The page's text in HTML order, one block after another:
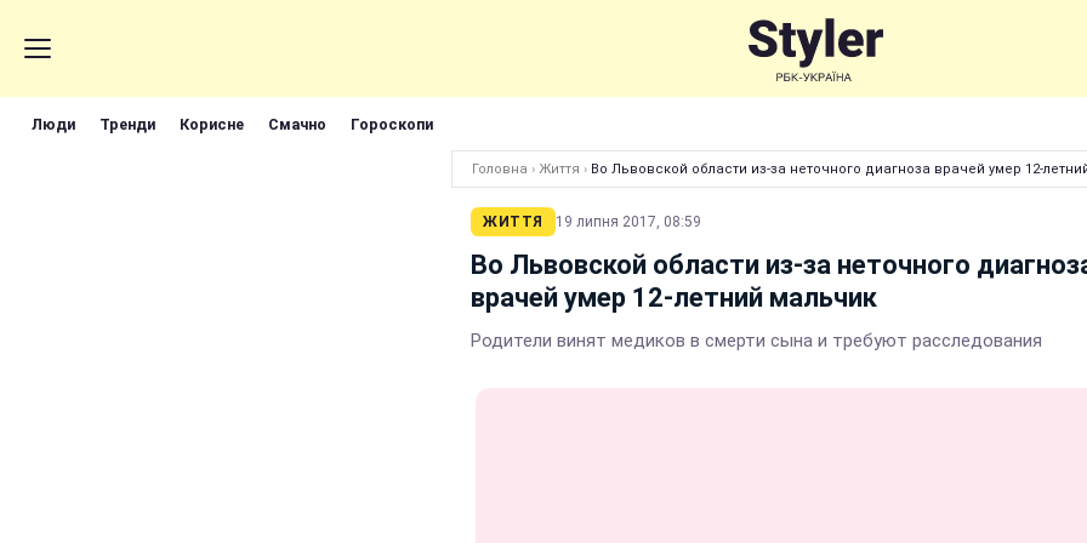
Люди Тренди Корисне Смачно Гороскопи
Головна › Життя › Во Львовской области из-за неточного диагноза врачей умер 12-
ЖИТТЯ 19 липня 2017, 08:59
Во Львовской области из-за неточного
врачей умер 12-летний мальчик
Родители винят медиков в смерти сына и требуют расследования